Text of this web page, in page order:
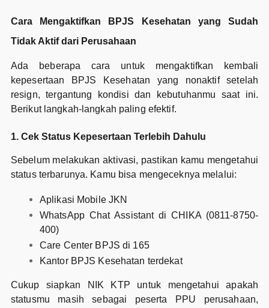
Cara Mengaktifkan BPJS Kesehatan yang Sudah
Tidak Aktif dari Perusahaan
Ada beberapa cara untuk mengaktifkan kembali
kepesertaan BPJS Kesehatan yang nonaktif setelah
resign, tergantung kondisi dan kebutuhanmu saat ini.
Berikut langkah-langkah paling efektif.
1. Cek Status Kepesertaan Terlebih Dahulu
Sebelum melakukan aktivasi, pastikan kamu mengetahui
status terbarunya. Kamu bisa mengeceknya melalui:
Aplikasi Mobile JKN
WhatsApp Chat Assistant di CHIKA (0811-8750-
400)
Care Center BPJS di 165
Kantor BPJS Kesehatan terdekat
Cukup siapkan NIK KTP untuk mengetahui apakah
statusmu masih sebagai peserta PPU perusahaan,